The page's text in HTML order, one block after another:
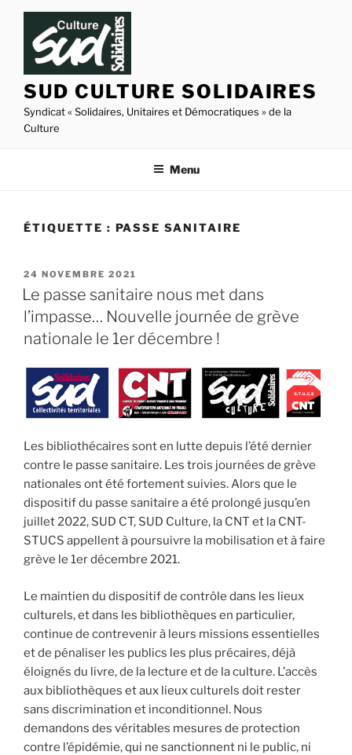
Aller
contenu
principal
SUD CULTURE SOLIDAIRES
Syndicat « Solidaires, Unitaires et Démocratiques » de la
Culture
Menu
ÉTIQUETTE : PASSE SANITAIRE
PUBLIÉ
LE
24 NOVEMBRE 2021
Le passe sanitaire nous met dans
l’impasse… Nouvelle journée de grève
nationale le 1er décembre !
Les bibliothécaires sont en lutte depuis l’été dernier
contre le passe sanitaire. Les trois journées de grève
nationales ont été fortement suivies. Alors que le
dispositif du passe sanitaire a été prolongé jusqu’en
juillet 2022, SUD CT, SUD Culture, la CNT et la CNT-
STUCS appellent à poursuivre la mobilisation et à faire
grève le 1er décembre 2021.
Le maintien du dispositif de contrôle dans les lieux
culturels, et dans les bibliothèques en particulier,
continue de contrevenir à leurs missions essentielles
et de pénaliser les publics les plus précaires, déjà
éloignés du livre, de la lecture et de la culture. L’accès
aux bibliothèques et aux lieux culturels doit rester
sans discrimination et inconditionnel. Nous
demandons des véritables mesures de protection
contre l’épidémie, qui ne sanctionnent ni le public, ni